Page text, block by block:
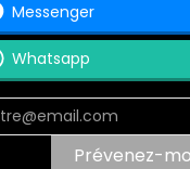
Messenger
Whatsapp
Prévenez-